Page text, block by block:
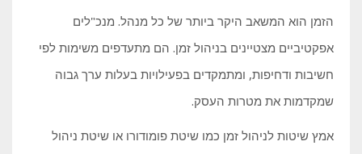
הזמן הוא המשאב היקר ביותר של כל מנהל. מנכ"לים
אפקטיביים מצטיינים בניהול זמן. הם מתעדפים משימות לפי
חשיבות ודחיפות, ומתמקדים בפעילויות בעלות ערך גבוה
שמקדמות את מטרות העסק.
אמץ שיטות לניהול זמן כמו שיטת פומודורו או שיטת ניהול